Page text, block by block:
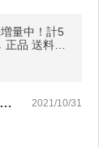
量中！計5
品 送料無
ニク ネッ
いつも注文させていただいております。す… 2021/10/31